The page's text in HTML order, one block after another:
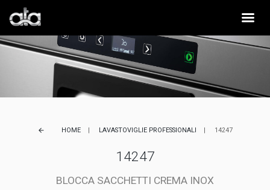
arrow_back HOME LAVASTOVIGLIE PROFESSIONALI 14247
14247
BLOCCA SACCHETTI CREMA INOX